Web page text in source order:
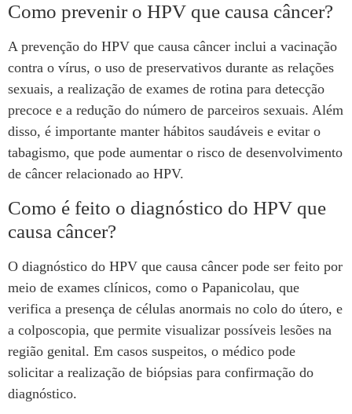
Como prevenir o HPV que causa câncer?
A prevenção do HPV que causa câncer inclui a vacinação
contra o vírus, o uso de preservativos durante as relações
sexuais, a realização de exames de rotina para detecção
precoce e a redução do número de parceiros sexuais. Além
disso, é importante manter hábitos saudáveis e evitar o
tabagismo, que pode aumentar o risco de desenvolvimento
de câncer relacionado ao HPV.
Como é feito o diagnóstico do HPV que
causa câncer?
O diagnóstico do HPV que causa câncer pode ser feito por
meio de exames clínicos, como o Papanicolau, que
verifica a presença de células anormais no colo do útero, e
a colposcopia, que permite visualizar possíveis lesões na
região genital. Em casos suspeitos, o médico pode
solicitar a realização de biópsias para confirmação do
diagnóstico.